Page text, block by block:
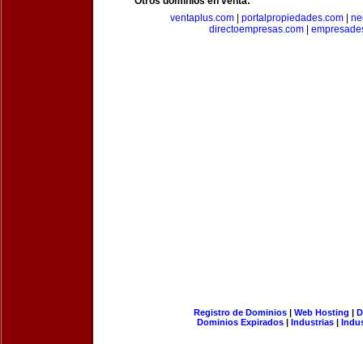
ventaplus.com
portalpropiedades.com
directoempresas.com
Registro de Dominios| Web Hosting |
Dominios Expirados | Industrias |